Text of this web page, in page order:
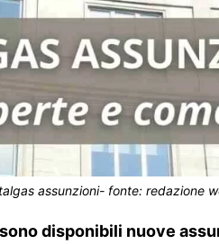
assunzioni- fonte: redazione
disponibili nuove